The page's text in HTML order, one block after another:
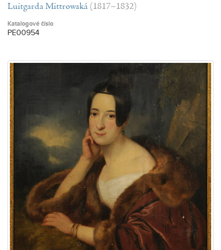
Luitgarda Mittrowská (1817–1832)
Katalogové číslo
PE00954